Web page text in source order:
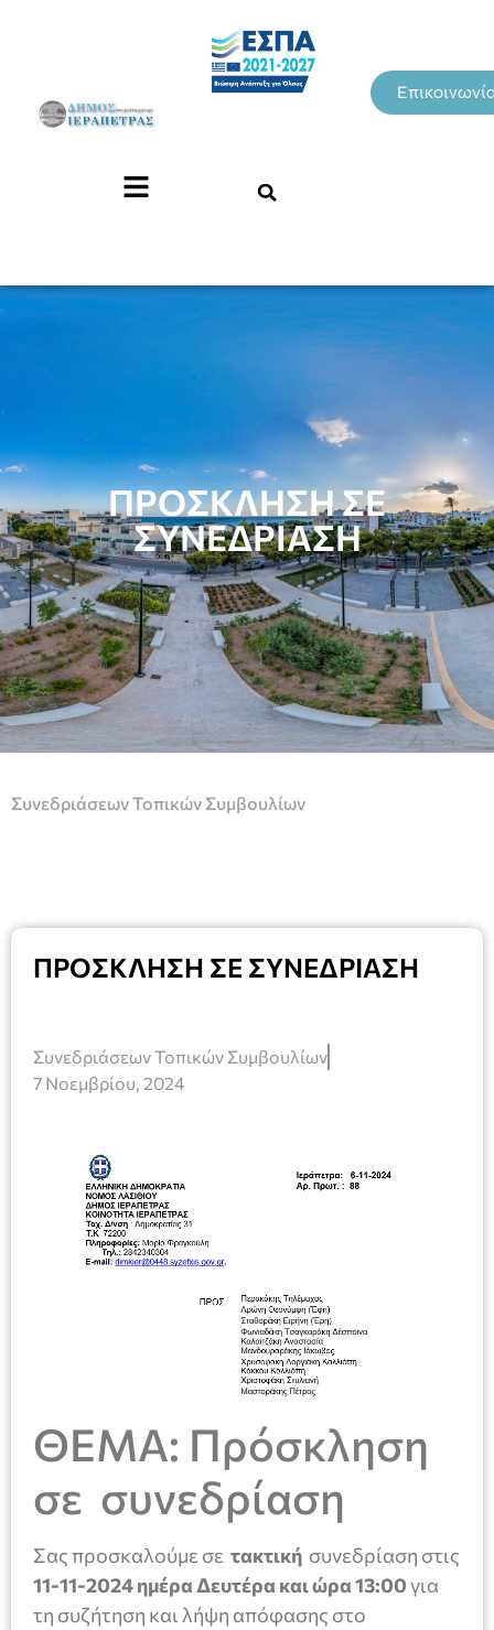
ΠΡΟΣΚΛΗΣΗ ΣΕ
ΣΥΝΕΔΡΙΑΣΗ
Συνεδριάσεων Τοπικών Συμβουλίων
ΠΡΟΣΚΛΗΣΗ ΣΕ ΣΥΝΕΔΡΙΑΣΗ
Συνεδριάσεων Τοπικών Συμβουλίων
7 Νοεμβρίου, 2024
ΘΕΜΑ: Πρόσκληση
σε συνεδρίαση
Σας προσκαλούμε σε τακτική συνεδρίαση στις
11-11-2024ημέρα Δευτέρα και ώρα13:00για
τη συζήτηση και λήψη απόφασης στο